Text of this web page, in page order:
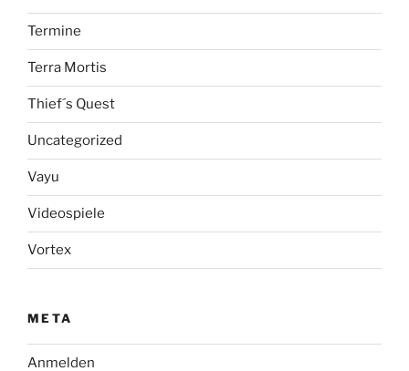
Termine
Terra Mortis
Thief´s Quest
Uncategorized
Vayu
Videospiele
Vortex
META
Anmelden